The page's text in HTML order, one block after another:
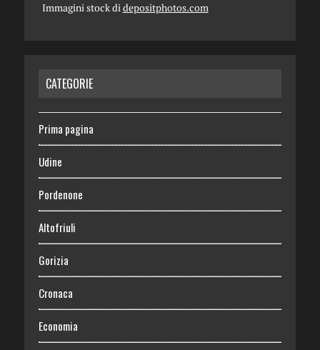
Immagini stock didepositphotos.com
CATEGORIE
Prima pagina
Udine
Pordenone
Altofriuli
Gorizia
Cronaca
Economia